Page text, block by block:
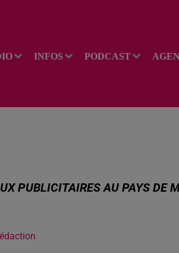
INFOS PODCAST
PUBLICITAIRES AU PAYS DE